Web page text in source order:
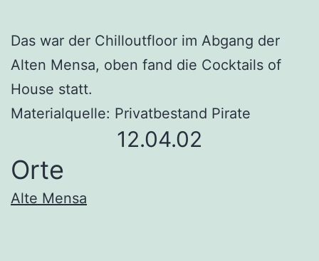
Das war der Chilloutfloor im Abgang der
Alten Mensa, oben fand die Cocktails of
House statt.
Materialquelle: Privatbestand Pirate
12.04.02
Orte
Alte Mensa